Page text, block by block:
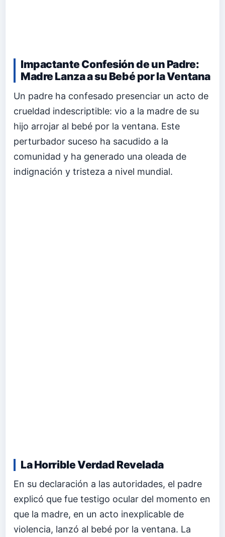
Impactante Confesión de un Padre:
Madre Lanza a su Bebé por la Ventana
Un padre ha confesado presenciar un acto de
crueldad indescriptible: vio a la madre de su
hijo arrojar al bebé por la ventana. Este
perturbador suceso ha sacudido a la
comunidad y ha generado una oleada de
indignación y tristeza a nivel mundial.
La Horrible Verdad Revelada
En su declaración a las autoridades, el padre
explicó que fue testigo ocular del momento en
que la madre, en un acto inexplicable de
violencia, lanzó al bebé por la ventana. La